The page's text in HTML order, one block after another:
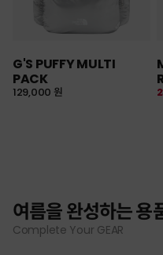
G'S PUFFY MULTI
PACK
129,000 원
여름을 완성하는 용
Complete Your GEAR